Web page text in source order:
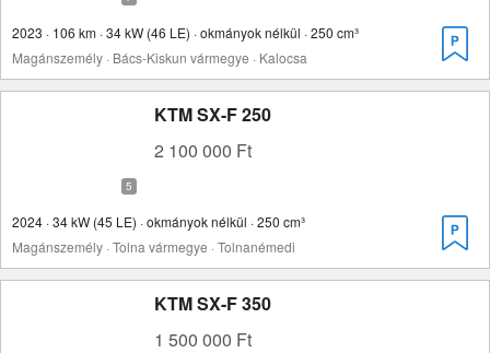
2023 · 106 km · 34 kW (46 LE) · okmányok nélkül · 250 cm³
Magánszemély · Bács-Kiskun vármegye · Kalocsa
KTM SX-F 250
2 100 000 Ft
2024 · 34 kW (45 LE) · okmányok nélkül · 250 cm³
Magánszemély · Tolna vármegye · Tolnanémedi
KTM SX-F 350
1 500 000 Ft